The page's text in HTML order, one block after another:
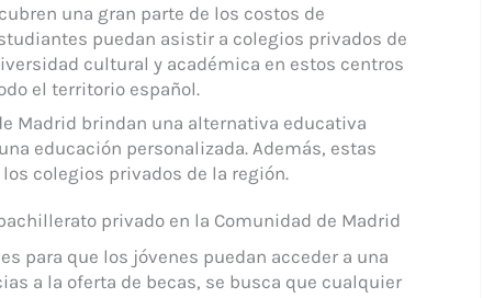
una gran parte de los costos de
puedan asistir a colegios privados de
cultural y académica en estos centros
el territorio español.
Madrid brindan una alternativa educativa
educación personalizada. Además, estas
colegios privados de la región.
privado en la Comunidad de Madrid
para que los jóvenes puedan acceder a una
a la oferta de becas, se busca que cualquier